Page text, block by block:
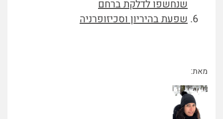
שנחשפו לדלקת ברחם
שפעת בהיריון וסכיזופרניה
מאת: